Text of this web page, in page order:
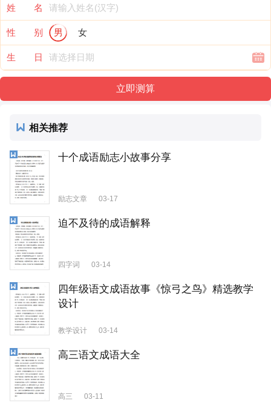
姓 名
性 别 男 女
生 日
相关推荐
十个成语励志小故事分享
励志文章 03-17
迫不及待的成语解释
四字词 03-14
四年级语文成语故事《惊弓之鸟》精选教学
设计
教学设计 03-14
高三语文成语大全
高三 03-11